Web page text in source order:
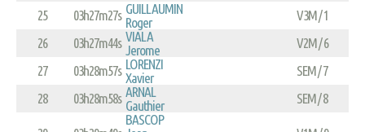
25
03h27m27s GUILLAUMIN
Roger
V3M / 1
26
03h27m44s VIALA
Jerome
V2M / 6
27
03h28m57s LORENZI
Xavier
SEM / 7
28
03h28m58s ARNAL
Gauthier
SEM / 8
BASCOP